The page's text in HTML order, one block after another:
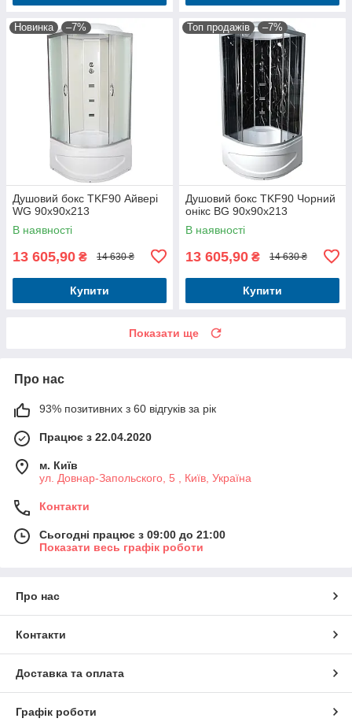
Новинка –7%
Душовий бокс TKF90 Айвері
WG 90x90x213
В наявності
13 605,90 ₴ 14 630 ₴
Купити
Топ продажів –7%
Душовий бокс TKF90 Чорний
онікс BG 90x90x213
В наявності
13 605,90 ₴ 14 630 ₴
Купити
Показати ще
Про нас
93% позитивних з 60 відгуків за рік
Працює з 22.04.2020
м. Київ
ул. Довнар-Запольского, 5 , Київ, Україна
Контакти
Сьогодні працює з 09:00 до 21:00
Показати весь графік роботи
Про нас
Контакти
Доставка та оплата
Графік роботи